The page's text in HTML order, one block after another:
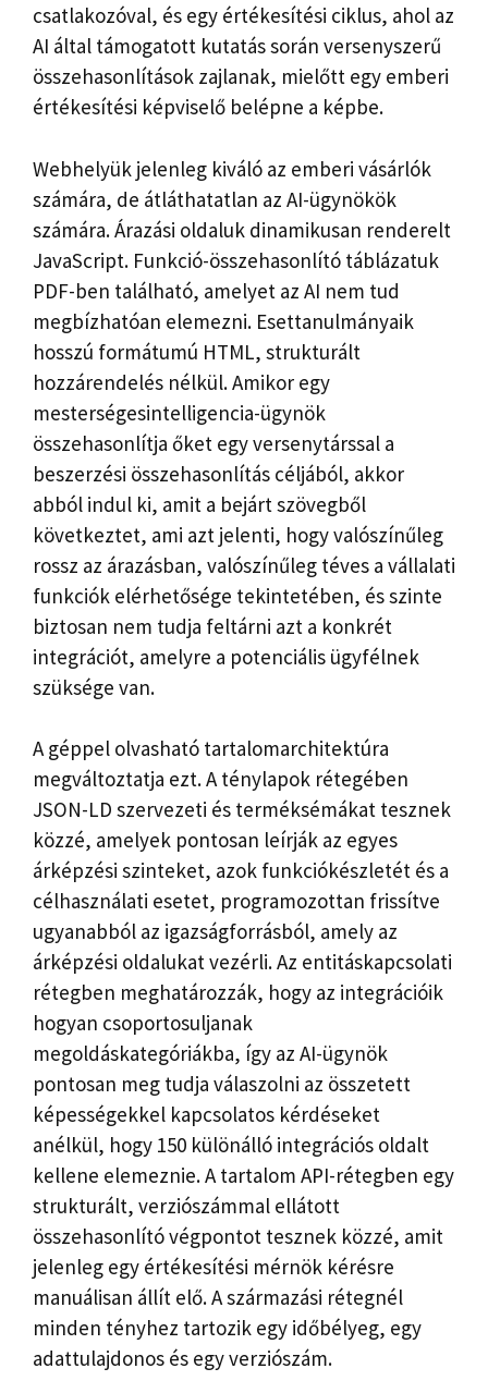
csatlakozóval, és egy értékesítési ciklus, ahol az
AI által támogatott kutatás során versenyszerű
összehasonlítások zajlanak, mielőtt egy emberi
értékesítési képviselő belépne a képbe.
Webhelyük jelenleg kiváló az emberi vásárlók
számára, de átláthatatlan az AI-ügynökök
számára. Árazási oldaluk dinamikusan renderelt
JavaScript. Funkció-összehasonlító táblázatuk
PDF-ben található, amelyet az AI nem tud
megbízhatóan elemezni. Esettanulmányaik
hosszú formátumú HTML, strukturált
hozzárendelés nélkül. Amikor egy
mesterségesintelligencia-ügynök
összehasonlítja őket egy versenytárssal a
beszerzési összehasonlítás céljából, akkor
abból indul ki, amit a bejárt szövegből
következtet, ami azt jelenti, hogy valószínűleg
rossz az árazásban, valószínűleg téves a vállalati
funkciók elérhetősége tekintetében, és szinte
biztosan nem tudja feltárni azt a konkrét
integrációt, amelyre a potenciális ügyfélnek
szüksége van.
A géppel olvasható tartalomarchitektúra
megváltoztatja ezt. A ténylapok rétegében
JSON-LD szervezeti és terméksémákat tesznek
közzé, amelyek pontosan leírják az egyes
árképzési szinteket, azok funkciókészletét és a
célhasználati esetet, programozottan frissítve
ugyanabból az igazságforrásból, amely az
árképzési oldalukat vezérli. Az entitáskapcsolati
rétegben meghatározzák, hogy az integrációik
hogyan csoportosuljanak
megoldáskategóriákba, így az AI-ügynök
pontosan meg tudja válaszolni az összetett
képességekkel kapcsolatos kérdéseket
anélkül, hogy 150 különálló integrációs oldalt
kellene elemeznie. A tartalom API-rétegben egy
strukturált, verziószámmal ellátott
összehasonlító végpontot tesznek közzé, amit
jelenleg egy értékesítési mérnök kérésre
manuálisan állít elő. A származási rétegnél
minden tényhez tartozik egy időbélyeg, egy
adattulajdonos és egy verziószám.